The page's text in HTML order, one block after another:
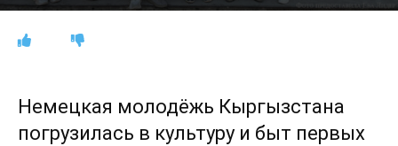
Немецкая молодёжь Кыргызстана
погрузилась в культуру и быт первых